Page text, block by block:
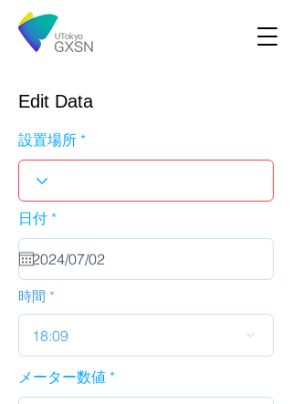
Edit Data
設置場所
日付 *r
u
i
d
時間
18:09
メーター数値